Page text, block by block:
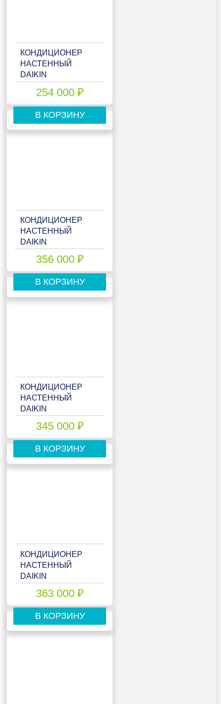
КОНДИЦИОНЕР
НАСТЕННЫЙ
DAIKIN
254 000 ₽
В КОРЗИНУ
КОНДИЦИОНЕР
НАСТЕННЫЙ
DAIKIN
356 000 ₽
В КОРЗИНУ
КОНДИЦИОНЕР
НАСТЕННЫЙ
DAIKIN
345 000 ₽
В КОРЗИНУ
КОНДИЦИОНЕР
НАСТЕННЫЙ
DAIKIN
363 000 ₽
В КОРЗИНУ